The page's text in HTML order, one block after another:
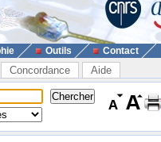
Outils Contact
Concordance Aide